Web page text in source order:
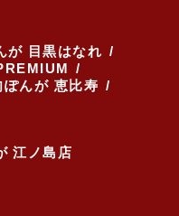
が 目黒はなれ
ぽんが 恵比寿
江ノ島店